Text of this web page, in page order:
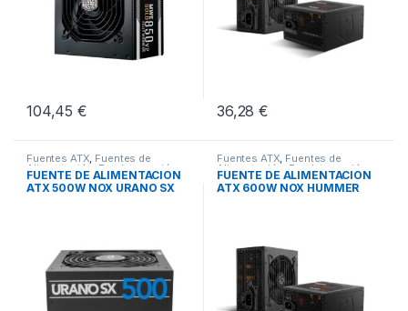
104,45€ 36,28€
Fuentes ATX, Fuentes de
Alimentación ,Pcs Integración
FUENTE DE ALIMENTACION
ATX 500W NOX URANO SX
Fuentes ATX, Fuentes de
Alimentación ,Pcs Integración
FUENTE DE ALIMENTACION
ATX 600W NOX HUMMER